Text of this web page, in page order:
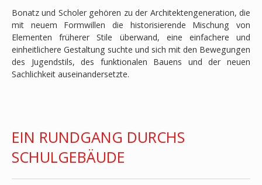
Bonatz und Scholer gehören zu der Architektengeneration, die
mit neuem Formwillen die historisierende Mischung von
Elementen früherer Stile überwand, eine einfachere und
einheitlichere Gestaltung suchte und sich mit den Bewegungen
des Jugendstils, des funktionalen Bauens und der neuen
Sachlichkeit auseinandersetzte.
EIN RUNDGANG DURCHS
SCHULGEBÄUDE